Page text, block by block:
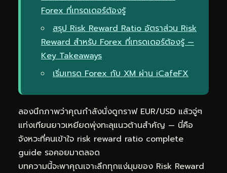
Forex ที่เทรดเดอร์ต้องรู้
สรุป Risk Reward Ratio อัตราส่วน Risk
Reward สำหรับ Forex ที่เทรดเดอร์ต้องรู้ —
Key Takeaways
เริ่มเทรด Forex กับ XM ผ่าน iCafeFX
ลองนึกภาพว่าคุณกำลังนั่งดูกราฟ EUR/USD แล้วจู่ๆ
แท่งเทียนยาวเหยียดพุ่งทะลุแนวต้านสำคัญ — นี่คือ
จังหวะที่คนเข้าใจ risk reward ratio complete
guide รอคอยมาตลอด
บทความนี้จะพาคุณเจาะลึกทุกแง่มุมของ Risk Reward